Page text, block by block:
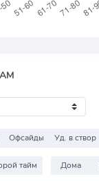
Офсайды Уд. в створ
тайм Дома